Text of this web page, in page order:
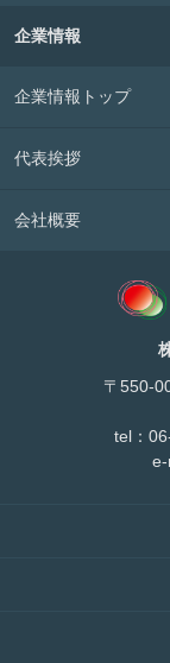
企業情報
企業情報トップ
代表挨拶
会社概要
〒550-
tel：
e-